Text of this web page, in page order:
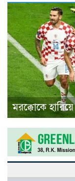
মরক্কোকে